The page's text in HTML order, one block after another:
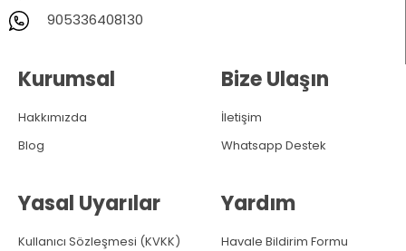
905336408130
Kurumsal
Hakkımızda
Blog
Yasal Uyarılar
Kullanıcı Sözleşmesi (KVKK)
Bize Ulaşın
İletişim
Whatsapp Destek
Yardım
Havale Bildirim Formu